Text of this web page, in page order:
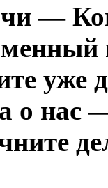
—
уже
о нас